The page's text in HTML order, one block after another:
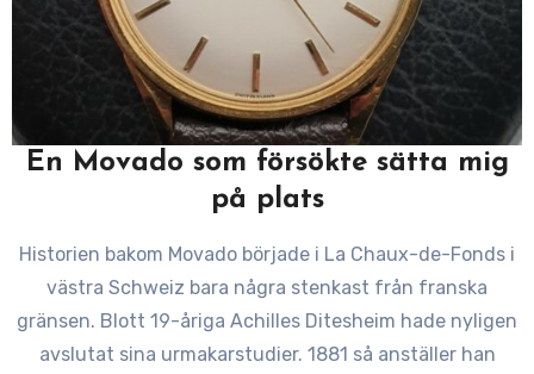
En Movado som försökte sätta mig
på plats
Historien bakom Movado började i La Chaux-de-Fonds i
västra Schweiz bara några stenkast från franska
gränsen. Blott 19-åriga Achilles Ditesheim hade nyligen
avslutat sina urmakarstudier. 1881 så anställer han